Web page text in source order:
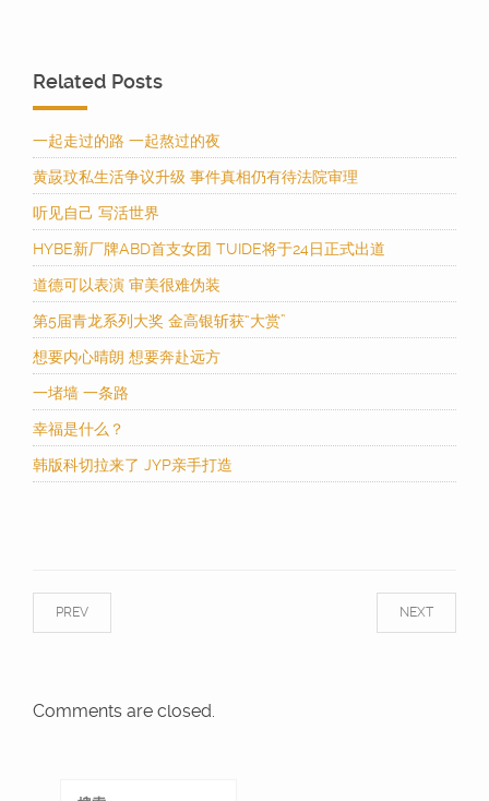
Related Posts
一起走过的路 一起熬过的夜
黄晸玟私生活争议升级 事件真相仍有待法院审理
听见自己 写活世界
HYBE新厂牌ABD首支女团 TUIDE将于24日正式出道
道德可以表演 审美很难伪装
第5届青龙系列大奖 金高银斩获“大赏”
想要内心晴朗 想要奔赴远方
一堵墙 一条路
幸福是什么？
韩版科切拉来了 JYP亲手打造
NEXT
PREV
Comments are closed.